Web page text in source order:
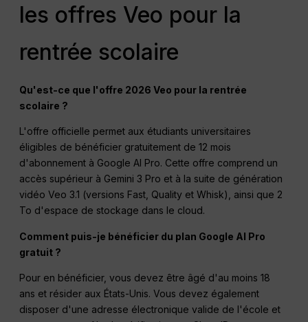
les offres Veo pour la
rentrée scolaire
Qu'est-ce que l'offre 2026 Veo pour la rentrée
scolaire ?
L'offre officielle permet aux étudiants universitaires
éligibles de bénéficier gratuitement de 12 mois
d'abonnement à Google AI Pro. Cette offre comprend un
accès supérieur à Gemini 3 Pro et à la suite de génération
vidéo Veo 3.1 (versions Fast, Quality et Whisk), ainsi que 2
To d'espace de stockage dans le cloud.
Comment puis-je bénéficier du plan Google AI Pro
gratuit ?
Pour en bénéficier, vous devez être âgé d'au moins 18
ans et résider aux États-Unis. Vous devez également
disposer d'une adresse électronique valide de l'école et